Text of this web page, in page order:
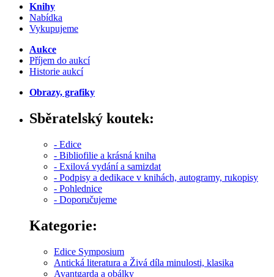
Knihy
Nabídka
Vykupujeme
Aukce
Příjem do aukcí
Historie aukcí
Obrazy, grafiky
Sběratelský koutek:
- Edice
- Bibliofilie a krásná kniha
- Exilová vydání a samizdat
- Podpisy a dedikace v knihách, autogramy, rukopisy
- Pohlednice
- Doporučujeme
Kategorie:
Edice Symposium
Antická literatura a Živá díla minulosti, klasika
Avantgarda a obálky